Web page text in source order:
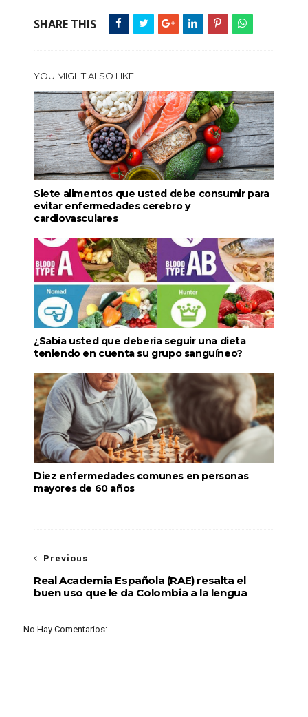
SHARE THIS
YOU MIGHT ALSO LIKE
Siete alimentos que usted debe consumir para
evitar enfermedades cerebro y
cardiovasculares
¿Sabía usted que debería seguir una dieta
teniendo en cuenta su grupo sanguíneo?
Diez enfermedades comunes en personas
mayores de 60 años
Previous
Real Academia Española (RAE) resalta el
buen uso que le da Colombia a la lengua
No Hay Comentarios: